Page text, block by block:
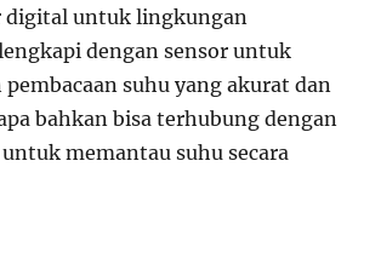
digital untuk lingkungan
dengan sensor untuk
suhu yang akurat dan
bahkan bisa terhubung dengan
memantau suhu secara